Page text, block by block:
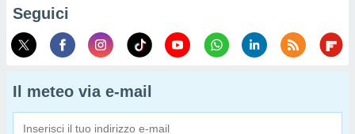
Seguici
Il meteo via e-mail